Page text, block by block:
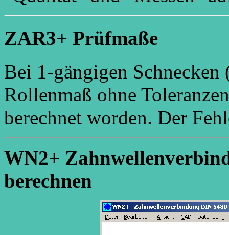
ZAR3+ Prüfmaße
Bei 1-gängigen
Rollenmaß ohne
berechnet worden. Der
WN2+
berechnen